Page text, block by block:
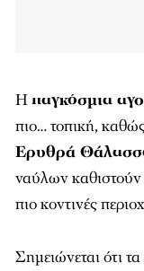
Ηπαγκόσμια
πιο… τοπική,
Ερυθρά
ναύλων καθιστούν
πιο κοντινές
Σημειώνεται ότι